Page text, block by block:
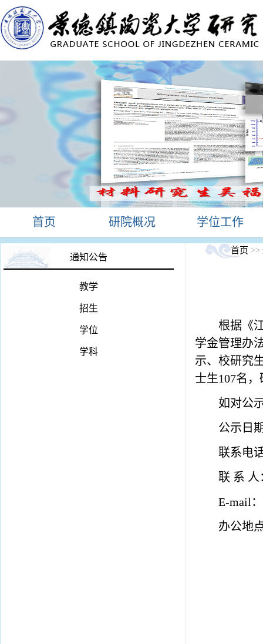
首页 研院概况 学位工作
通知公告
教学
招生
学位
学科
首页 >>
根据《
学金管理办
示、校研究
士生107名，
如对公
公示日
联系电
联 系 人
E-mail
办公地